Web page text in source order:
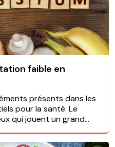
faible en
présents dans les
pour la santé. Le
qui jouent un grand...